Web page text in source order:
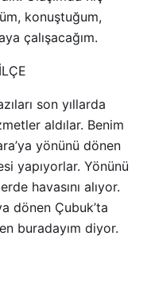
konuştuğum,
çalışacağım.
son yıllarda
aldılar. Benim
yönünü dönen
yapıyorlar. Yönünü
havasını alıyor.
dönen Çubuk’ta
buradayım diyor.